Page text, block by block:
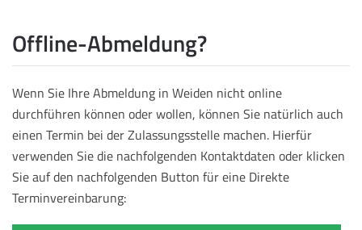
Offline-Abmeldung?
Wenn Sie Ihre Abmeldung in Weiden nicht online
durchführen können oder wollen, können Sie natürlich auch
einen Termin bei der Zulassungsstelle machen. Hierfür
verwenden Sie die nachfolgenden Kontaktdaten oder klicken
Sie auf den nachfolgenden Button für eine Direkte
Terminvereinbarung: